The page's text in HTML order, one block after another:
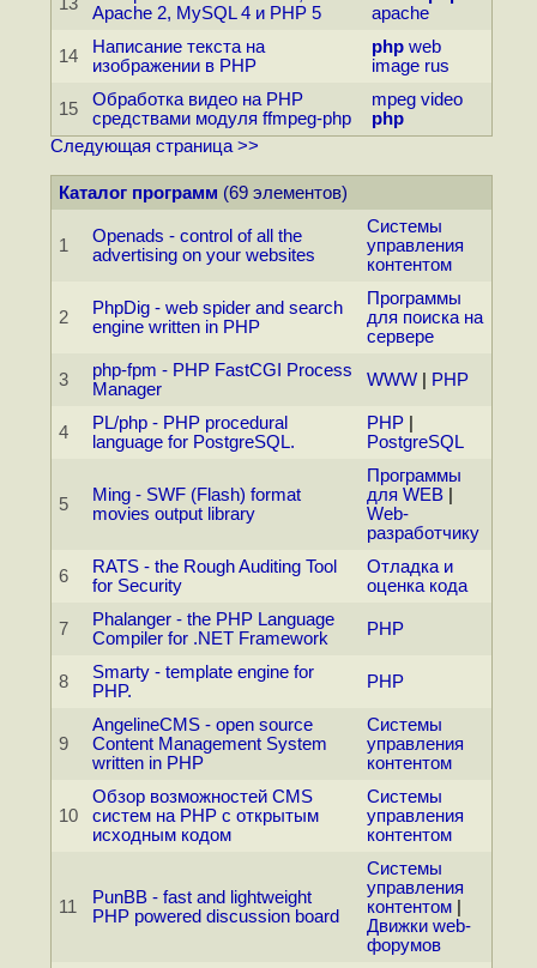
Apache 2, MySQL 4 и PHP 5
apache
14
Написание текста на
изображении в PHP
php web
image rus
15
Обработка видео на PHP
средствами модуля ffmpeg-php
mpeg video
php
Следующая страница >>
Каталог программ (69 элементов)
1
Openads - control of all the
advertising on your websites
Системы
управления
контентом
2
PhpDig - web spider and search
engine written in PHP
Программы
для поиска на
сервере
3
php-fpm - PHP FastCGI Process
Manager
WWW PHP
4
PL/php - PHP procedural
language for PostgreSQL.
PHP
PostgreSQL
5
Ming - SWF (Flash) format
movies output library
Программы
для WEB
Web-
разработчику
6
RATS - the Rough Auditing Tool
for Security
Отладка и
оценка кода
7
Phalanger - the PHP Language
Compiler for .NET Framework
PHP
8
Smarty - template engine for
PHP.
PHP
9
AngelineCMS - open source
Content Management System
written in PHP
Системы
управления
контентом
10
Обзор возможностей CMS
систем на PHP с открытым
исходным кодом
Системы
управления
контентом
11
PunBB - fast and lightweight
PHP powered discussion board
Системы
управления
контентом
Движки web-
форумов